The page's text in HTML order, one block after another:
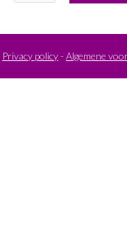
Privacy policy- Algemene